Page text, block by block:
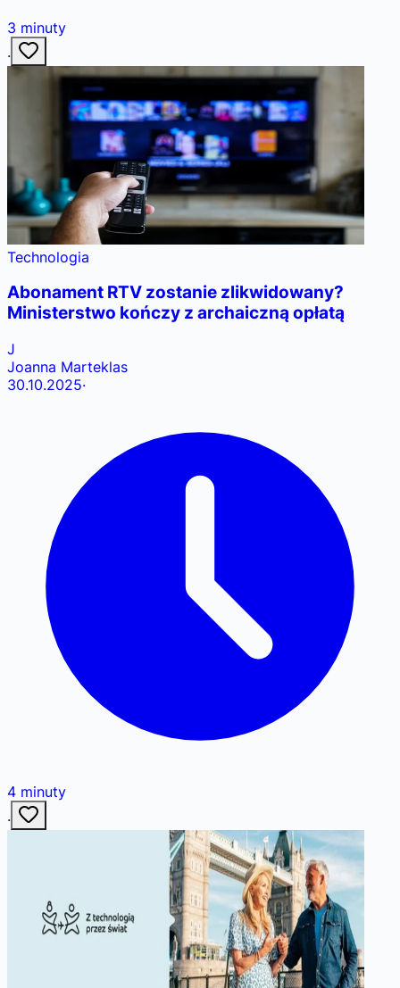
3 minuty
·
Technologia
Abonament RTV zostanie zlikwidowany?
Ministerstwo kończy z archaiczną opłatą
J
Joanna Marteklas
30.10.2025·
4 minuty
·